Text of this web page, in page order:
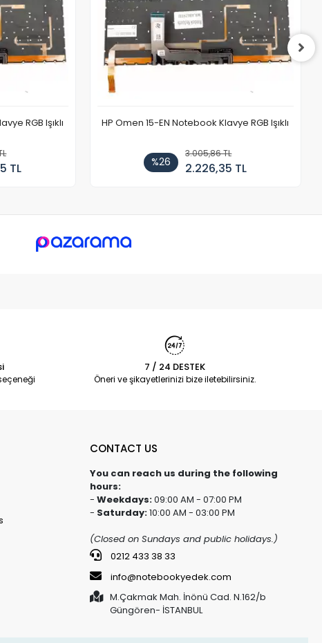
RGB Işıklı
TL
HP Omen 15-EN Notebook Klavye RGB Işıklı
%26
3.005,86 TL
2.226,35 TL
7 / 24 DESTEK
Öneri ve şikayetlerinizi bize iletebilirsiniz.
CONTACT US
You can reach us during the following
hours:
- Weekdays:09:00 AM - 07:00 PM
- Saturday:10:00 AM - 03:00 PM
(Closed on Sundays and public holidays.)
0212 433 38 33
info@notebookyedek.com
M.Çakmak Mah. İnönü Cad. N.162/b
Güngören- İSTANBUL